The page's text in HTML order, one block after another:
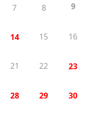
7 8 9
14 15 16
21 22 23
28 29 30